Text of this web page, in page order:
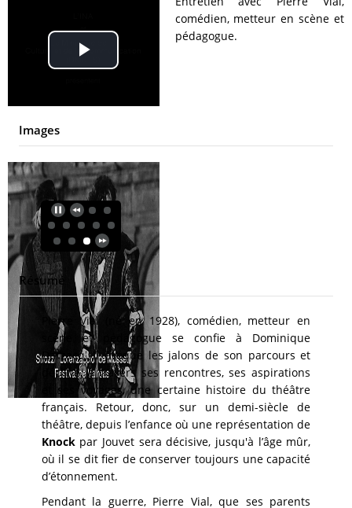
Play
Video
comédien, metteur en scène et
pédagogue.
Images
Résumé
Pierre Vial (né en 1928), comédien, metteur en
scène et pédagogue se confie à Dominique
Darzacq. Il évoque les jalons de son parcours et
décline, à travers ses rencontres, ses aspirations
et ses voyages, une certaine histoire du théâtre
français. Retour, donc, sur un demi-siècle de
théâtre, depuis l’enfance où une représentation de
Knockpar Jouvet sera décisive, jusqu'à l’âge mûr,
où il se dit fier de conserver toujours une capacité
d’étonnement.
Pendant la guerre, Pierre Vial, que ses parents